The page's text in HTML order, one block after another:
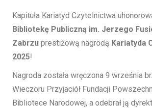
Kapituła Kariatyd Czytelnictwa
Bibliotekę Publiczną im. Jerzego
Zabrzu prestiżową nagrodą Kariatyda
2025!
Nagroda została wręczona 9 września
Wieczoru Przyjaciół Fundacji
Bibliotece Narodowej, a odebrał ją